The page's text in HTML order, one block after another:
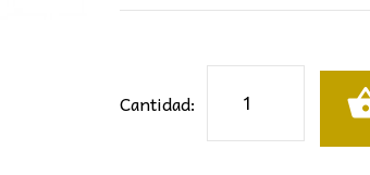
Cantidad:
RETRÁCTIL
MALTA